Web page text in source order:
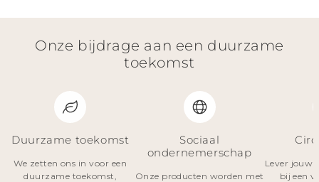
Onze bijdrage aan een duurzame
toekomst
Duurzame toekomst
We zetten ons in voor een
duurzame toekomst,
Sociaal
ondernemerschap
Onze producten worden met
Lever jouw
bij een